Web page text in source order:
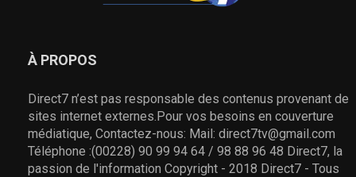
À PROPOS
Direct7 n’est pas responsable des contenus provenant de
sites internet externes.Pour vos besoins en couverture
médiatique, Contactez-nous: Mail: direct7tv@gmail.com
Téléphone :(00228) 90 99 94 64 / 98 88 96 48 Direct7, la
passion de l'information Copyright - 2018 Direct7 - Tous